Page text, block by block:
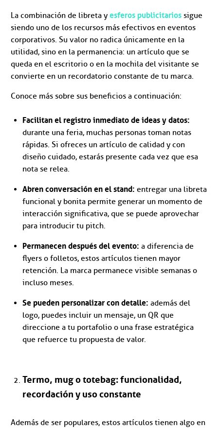
La combinación de libreta yesferos publicitarios sigue
siendo uno de los recursos más efectivos en eventos
corporativos. Su valor no radica únicamente en la
utilidad, sino en la permanencia: un artículo que se
queda en el escritorio o en la mochila del visitante se
convierte en un recordatorio constante de tu marca.
Conoce más sobre sus beneficios a continuación:
Facilitan el registro inmediato de ideas y datos:
durante una feria, muchas personas toman notas
rápidas. Si ofreces un artículo de calidad y con
diseño cuidado, estarás presente cada vez que esa
nota se relea.
Abren conversación en el stand: entregar una libreta
funcional y bonita permite generar un momento de
interacción significativa, que se puede aprovechar
para introducir tu pitch.
Permanecen después del evento:a diferencia de
flyers o folletos, estos artículos tienen mayor
retención. La marca permanece visible semanas o
incluso meses.
Se pueden personalizar con detalle: además del
logo, puedes incluir un mensaje, un QR que
direccione a tu portafolio o una frase estratégica
que refuerce tu propuesta de valor.
Termo, mug o totebag: funcionalidad,
recordación y uso constante
Además de ser populares, estos artículos tienen algo en